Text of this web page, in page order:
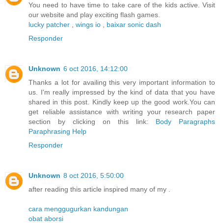
You need to have time to take care of the kids active. Visit
our website and play exciting flash games.
lucky patcher
wings io
baixar sonic dash
Responder
Unknown 6 oct 2016, 14:12:00
Thanks a lot for availing this very important information to
us. I'm really impressed by the kind of data that you have
shared in this post. Kindly keep up the good work.You can
get reliable assistance with writing your research paper
section by clicking on this link: Body Paragraphs
Paraphrasing Help
Responder
Unknown 8 oct 2016, 5:50:00
after reading this article inspired many of my .
cara menggugurkan kandungan
obat aborsi